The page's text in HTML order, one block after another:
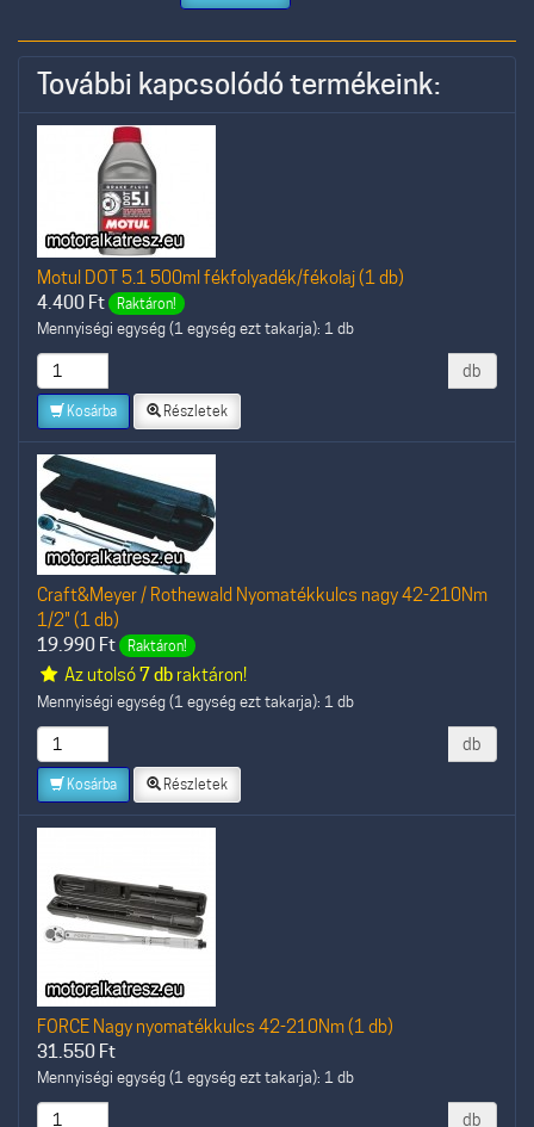
További kapcsolódó termékeink:
Motul DOT 5.1 500ml fékfolyadék/fékolaj (1 db)
4.400 Ft Raktáron!
Mennyiségi egység (1 egység ezt takarja): 1 db
db
Kosárba Részletek
Craft&Meyer / Rothewald Nyomatékkulcs nagy 42-210Nm
1/2" (1 db)
19.990 Ft Raktáron!
Az utolsó7 dbraktáron!
Mennyiségi egység (1 egység ezt takarja): 1 db
db
Kosárba Részletek
FORCE Nagy nyomatékkulcs 42-210Nm (1 db)
31.550 Ft
Mennyiségi egység (1 egység ezt takarja): 1 db
db